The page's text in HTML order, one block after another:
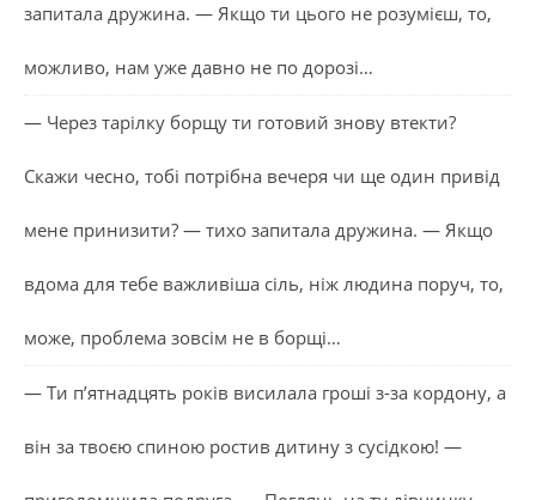
запитала дружина. — Якщо ти цього не розумієш, то,
можливо, нам уже давно не по дорозі…
— Через тарілку борщу ти готовий знову втекти?
Скажи чесно, тобі потрібна вечеря чи ще один привід
мене принизити? — тихо запитала дружина. — Якщо
вдома для тебе важливіша сіль, ніж людина поруч, то,
може, проблема зовсім не в борщі…
— Ти п’ятнадцять років висилала гроші з-за кордону, а
він за твоєю спиною ростив дитину з сусідкою! —